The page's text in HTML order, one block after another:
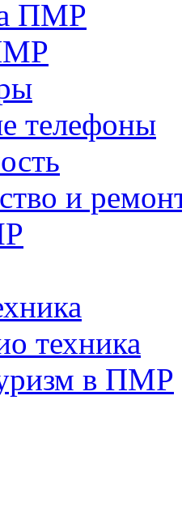
ПМР
телефоны
и
техника
в ПМР